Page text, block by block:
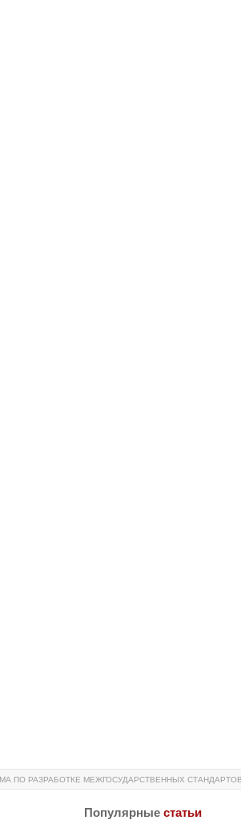
ПО РАЗРАБОТКЕ МЕЖГОСУДАРСТВЕННЫХ
Популярныестатьи